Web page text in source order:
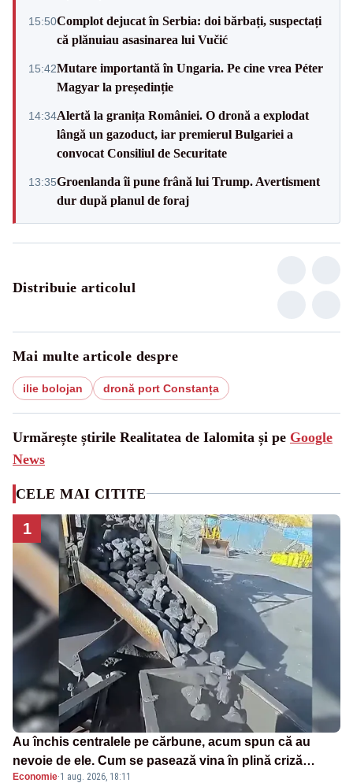
15:50Complot dejucat în Serbia: doi bărbați, suspectați
că plănuiau asasinarea lui Vučić
15:42Mutare importantă în Ungaria. Pe cine vrea Péter
Magyar la președinție
14:34Alertă la granița României. O dronă a explodat
lângă un gazoduct, iar premierul Bulgariei a
convocat Consiliul de Securitate
13:35Groenlanda îi pune frână lui Trump. Avertisment
dur după planul de foraj
Distribuie articolul
Mai multe articole despre
ilie bolojan dronă port Constanța
Urmărește știrile Realitatea de Ialomita și pe Google
News
CELE MAI CITITE
1
Au închis centralele pe cărbune, acum spun că au
nevoie de ele. Cum se pasează vina în plină criză
energetică
Economie·1 aug. 2026, 18:11